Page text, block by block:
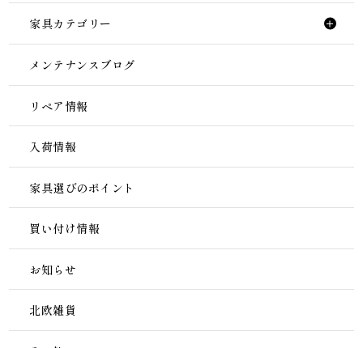
家具カテゴリー
メンテナンスブログ
リペア情報
入荷情報
家具選びのポイント
買い付け情報
お知らせ
北欧雑貨